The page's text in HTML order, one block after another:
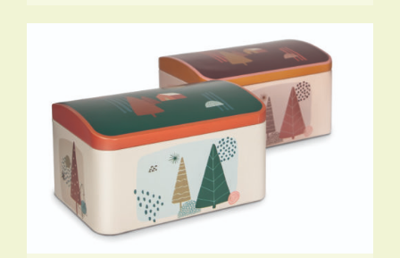
TOEVOEGEN AAN WINKELWAGEN
/
DETAILS